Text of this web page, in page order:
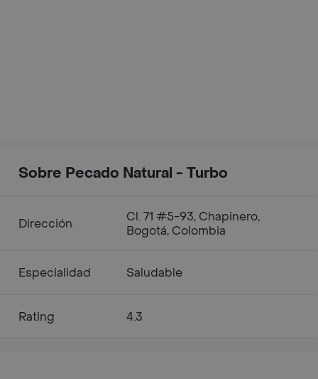
Sobre Pecado Natural - Turbo
Dirección
Cl. 71 #5-93, Chapinero,
Bogotá, Colombia
Especialidad Saludable
Rating 4.3